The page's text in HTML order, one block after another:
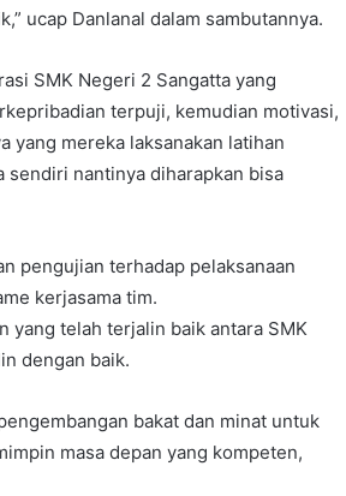
ucap Danlanal dalam sambutannya.
SMK Negeri 2 Sangatta yang
terpuji, kemudian motivasi,
yang mereka laksanakan latihan
nantinya diharapkan bisa
pengujian terhadap pelaksanaan
kerjasama tim.
yang telah terjalin baik antara SMK
dengan baik.
bakat dan minat untuk
masa depan yang kompeten,